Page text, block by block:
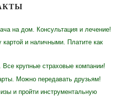
на дом. Консультация и лечение!
картой и наличными. Платите как
крупные страховые компании!
Можно передавать друзьям!
и пройти инструментальную